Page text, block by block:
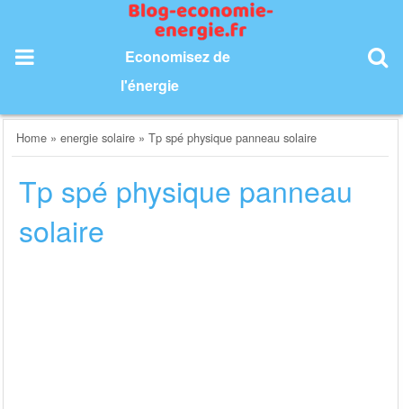
content
Economisez de
l'énergie
Home »energie solaire »Tp spé physique panneau solaire
Tp spé physique panneau
solaire